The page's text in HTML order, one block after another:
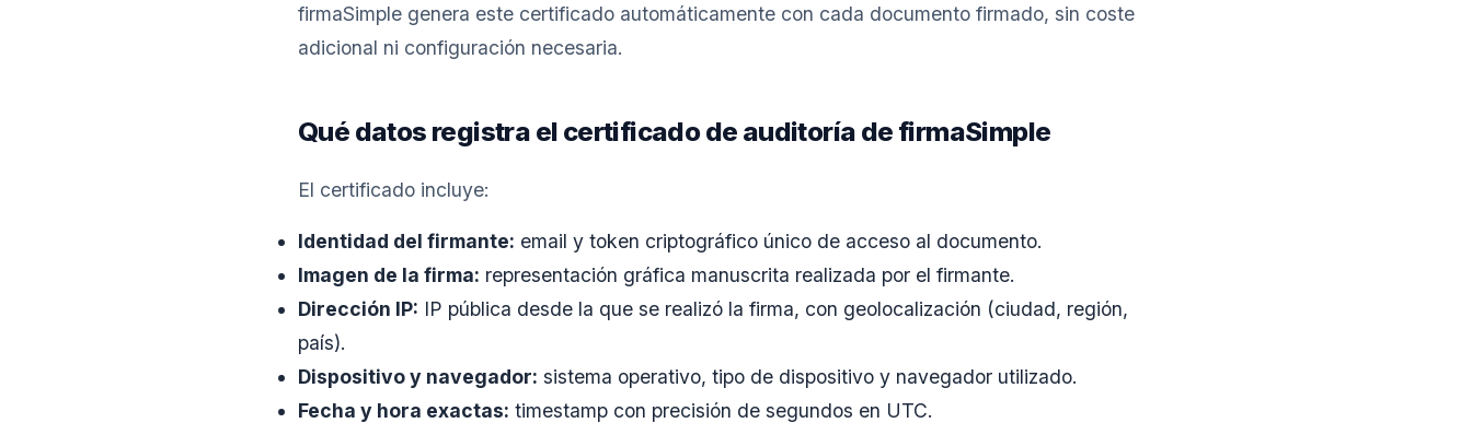
firmaSimple genera este certificado automáticamente con cada documento firmado, sin coste
adicional ni configuración necesaria.
Qué datos registra el certificado de auditoría de firmaSimple
El certificado incluye:
Identidad del firmante: email y token criptográfico único de acceso al documento.
Imagen de la firma: representación gráfica manuscrita realizada por el firmante.
Dirección IP: IP pública desde la que se realizó la firma, con geolocalización (ciudad, región,
país).
Dispositivo y navegador: sistema operativo, tipo de dispositivo y navegador utilizado.
Fecha y hora exactas: timestamp con precisión de segundos en UTC.